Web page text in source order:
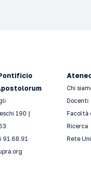
190 |
91.68.91
Chi
Docenti
Facoltà
Ricerca
Rete